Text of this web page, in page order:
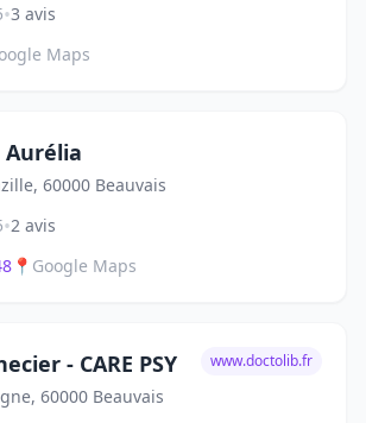
•3 avis
Maps
Aurélia
60000 Beauvais
•2 avis
📍 Google Maps
- CARE PSY
60000 Beauvais
www.doctolib.fr